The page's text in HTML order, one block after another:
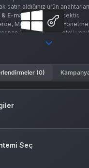
satın aldığınız ürün
& E-mail
ile gönderilecektir.
Mesafeli Satışlar
ürün iadesi ve iptali
Değerlendirmeler (0)
Seç